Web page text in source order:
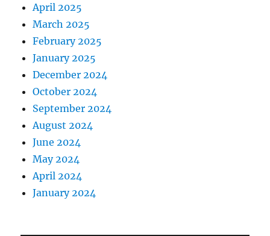
April 2025
March 2025
February 2025
January 2025
December 2024
October 2024
September 2024
August 2024
June 2024
May 2024
April 2024
January 2024